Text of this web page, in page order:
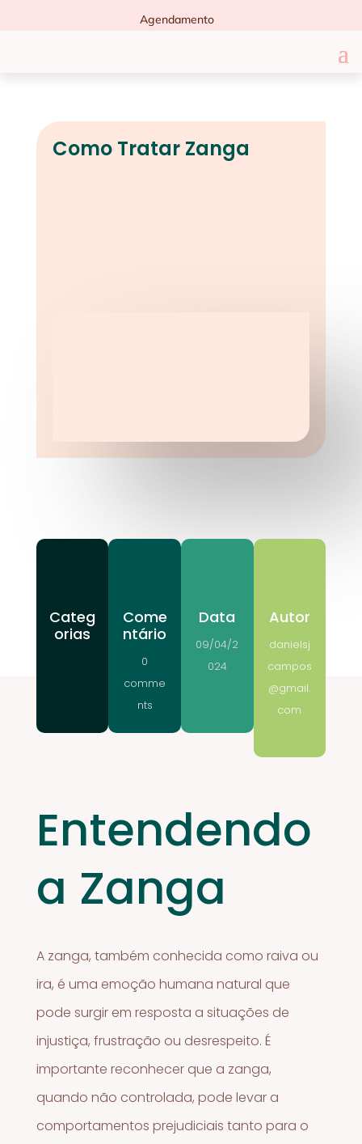
Agendamento
Como Tratar Zanga
Categ
orias
Come
ntário
0
comme
nts
Data
09/04/2
024
Autor
danielsj
campos
@gmail.
com
Entendendo
a Zanga
A zanga, também conhecida como raiva ou
ira, é uma emoção humana natural que
pode surgir em resposta a situações de
injustiça, frustração ou desrespeito. É
importante reconhecer que a zanga,
quando não controlada, pode levar a
comportamentos prejudiciais tanto para o